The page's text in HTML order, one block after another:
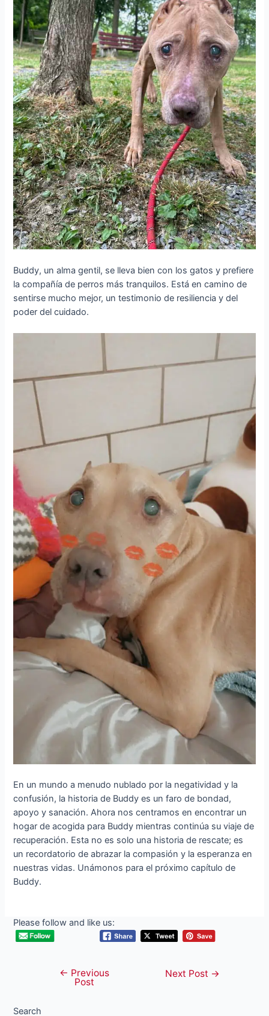
Buddy, un alma gentil, se lleva bien con los gatos y prefiere
la compañía de perros más tranquilos. Está en camino de
sentirse mucho mejor, un testimonio de resiliencia y del
poder del cuidado.
En un mundo a menudo nublado por la negatividad y la
confusión, la historia de Buddy es un faro de bondad,
apoyo y sanación. Ahora nos centramos en encontrar un
hogar de acogida para Buddy mientras continúa su viaje de
recuperación. Esta no es solo una historia de rescate; es
un recordatorio de abrazar la compasión y la esperanza en
nuestras vidas. Unámonos para el próximo capítulo de
Buddy.
Please follow and like us:
navigation
← Previous
Post
Next Post →
Search